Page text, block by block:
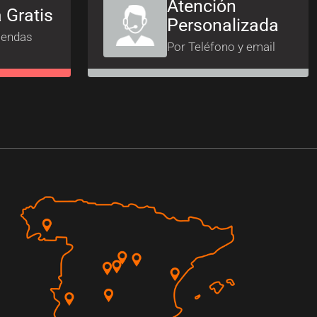
Gratis
Atención
Personalizada
Por Teléfono y email